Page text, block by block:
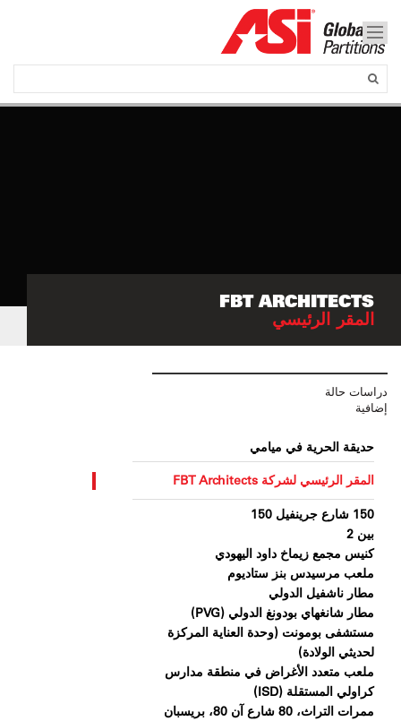
FBT ARCHITECTS
المقر الرئيسي
دراسات حالة
إضافية
حديقة الحرية في ميامي
المقر الرئيسي لشركة FBT Architects
150 شارع جرينفيل 150
بين 2
كنيس مجمع زيماخ داود اليهودي
ملعب مرسيدس بنز ستاديوم
مطار ناشفيل الدولي
مطار شانغهاي بودونغ الدولي (PVG)
مستشفى بومونت (وحدة العناية المركزة
لحديثي الولادة)
ملعب متعدد الأغراض في منطقة مدارس
كراولي المستقلة (ISD)
ممرات التراث، 80 شارع آن 80، بريسبان